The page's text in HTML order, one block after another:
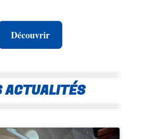
Découvrir
ACTUALITÉS